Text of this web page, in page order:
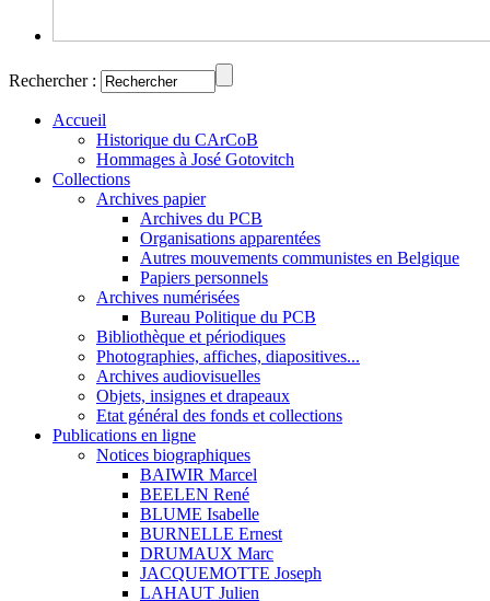
Rechercher :
Accueil
Historique du CArCoB
Hommages à José Gotovitch
Collections
Archives papier
Archives du PCB
Organisations apparentées
Autres mouvements communistes en Belgique
Papiers personnels
Archives numérisées
Bureau Politique du PCB
Bibliothèque et périodiques
Photographies, affiches, diapositives...
Archives audiovisuelles
Objets, insignes et drapeaux
Etat général des fonds et collections
Publications en ligne
Notices biographiques
BAIWIR Marcel
BEELEN René
BLUME Isabelle
BURNELLE Ernest
DRUMAUX Marc
JACQUEMOTTE Joseph
LAHAUT Julien